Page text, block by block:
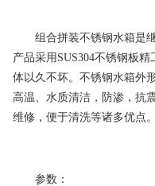
组合拼装不锈钢水箱是继
产品采用SUS304不锈钢板
体以久不坏。不锈钢水箱外
高温、水质清洁，防渗，抗
维修，便于清洗等诸多优点。
参数：